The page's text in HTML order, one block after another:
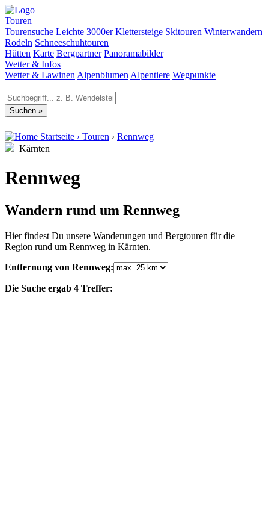
Touren
Tourensuche Leichte 3000er Klettersteige Skitouren Winterwandern
Rodeln Schneeschuhtouren
Hütten Karte Bergpartner Panoramabilder
Wetter & Infos
Wetter & Lawinen Alpenblumen Alpentiere Wegpunkte
Startseite › Touren › Rennweg
Kärnten
Rennweg
Wandern rund um Rennweg
Hier findest Du unsere Wanderungen und Bergtouren für die
Region rund um Rennweg in Kärnten.
Entfernung von Rennweg:
Die Suche ergab 4 Treffer: